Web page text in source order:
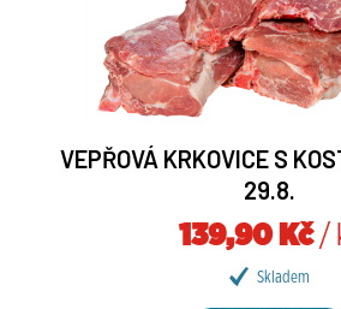
VEPŘOVÁ KRKOVICE S
29.8.
139,90 Kč/
Skladem